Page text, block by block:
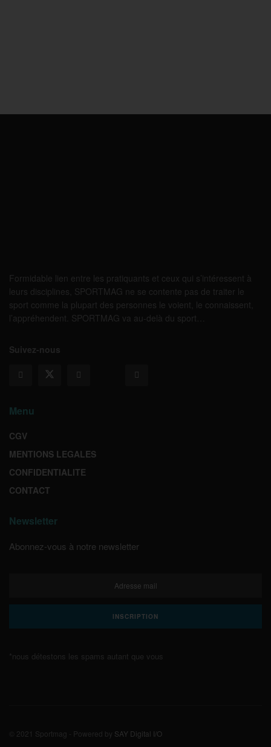
Formidable lien entre les pratiquants et ceux qui s’intéressent à
leurs disciplines, SPORTMAG ne se contente pas de traiter le
sport comme la plupart des personnes le voient, le connaissent,
l’appréhendent. SPORTMAG va au-delà du sport…
Suivez-nous
Menu
CGV
MENTIONS LEGALES
CONFIDENTIALITE
CONTACT
Newsletter
Abonnez-vous à notre newsletter
*nous détestons les spams autant que vous
© 2021 Sportmag - Powered by SAY Digital I/O